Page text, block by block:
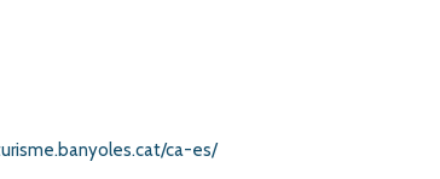
ca-es/